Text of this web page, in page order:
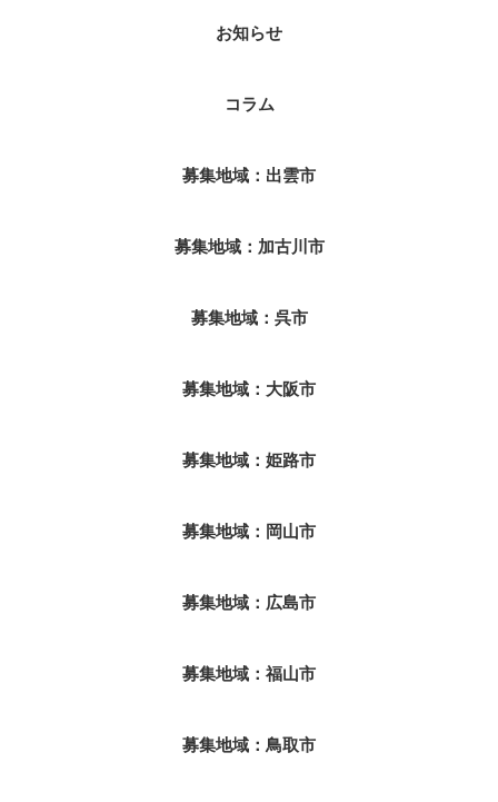
お知らせ
コラム
募集地域：出雲市
募集地域：加古川市
募集地域：呉市
募集地域：大阪市
募集地域：姫路市
募集地域：岡山市
募集地域：広島市
募集地域：福山市
募集地域：鳥取市